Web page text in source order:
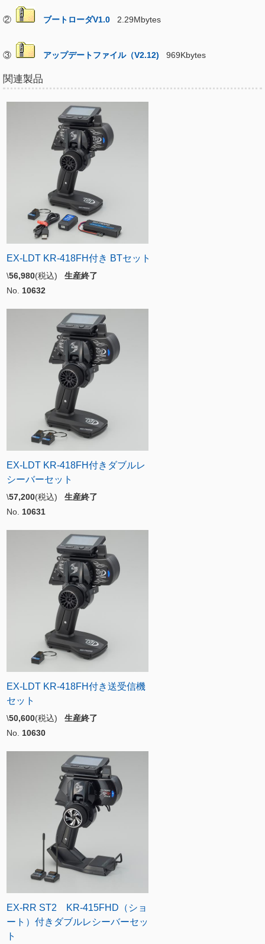
② ブートローダV1.0 2.29Mbytes
③ アップデートファイル（V2.12) 969Kbytes
関連製品
EX-LDT KR-418FH付き BTセット
\56,980(税込) 生産終了
No. 10632
EX-LDT KR-418FH付きダブルレ
シーバーセット
\57,200(税込) 生産終了
No. 10631
EX-LDT KR-418FH付き送受信機
セット
\50,600(税込) 生産終了
No. 10630
EX-RR ST2 KR-415FHD（ショ
ート）付きダブルレシーバーセッ
ト